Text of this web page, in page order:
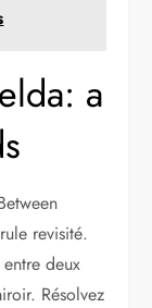
a
revisité.
deux
Résolvez